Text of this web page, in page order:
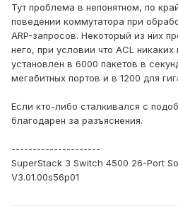
Тут проблема в непонятном, по
поведении коммутатора при
ARP-запросов. Некоторый из них
него, при условии что ACL
установлен в 6000 пакетов в
мегабитных портов и в 1200 для
Если кто-либо сталкивался с
благодарен за разъяснения.
---------------------
SuperStack 3 Switch 4500 26-Port
V3.01.00s56p01